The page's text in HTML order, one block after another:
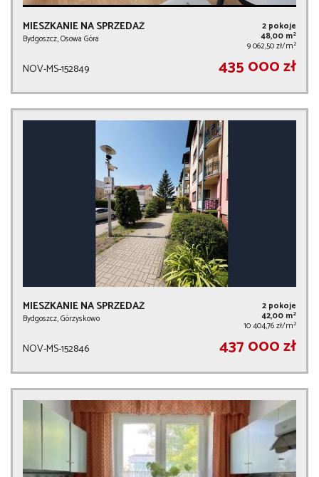
MIESZKANIE NA SPRZEDAŻ
Bydgoszcz, Osowa Góra
2 pokoje
48,00 m2
9 062,50 zł/m2
NOV-MS-152849 435 000 zł
MIESZKANIE NA SPRZEDAŻ
Bydgoszcz, Górzyskowo
2 pokoje
42,00 m2
10 404,76 zł/m2
NOV-MS-152846 437 000 zł